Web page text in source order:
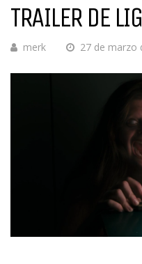
TRAILER DE
merk 27 de marzo